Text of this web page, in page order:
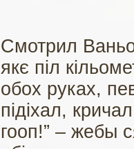
Смотрил
якє піл
обох руках,
підіхал,
гооп!” – жебы